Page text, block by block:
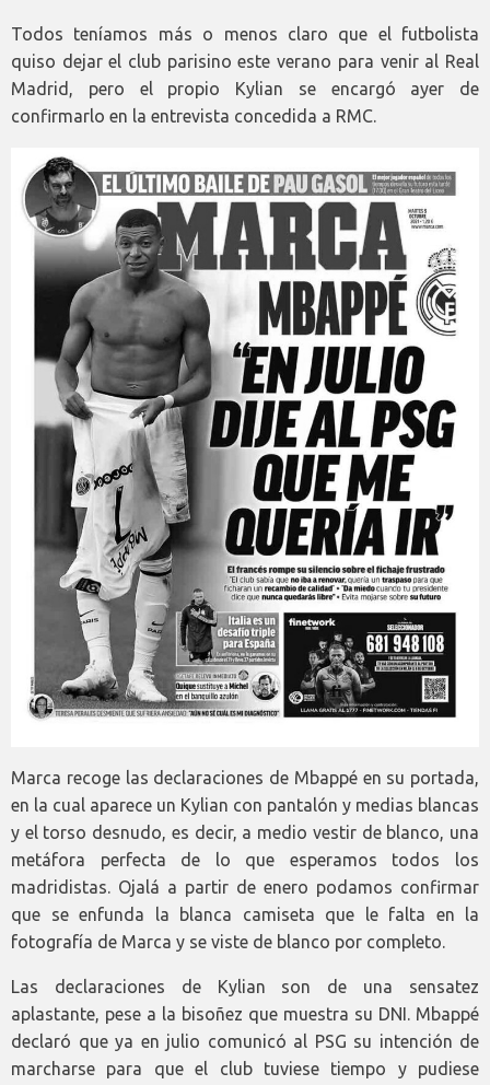
Todos teníamos más o menos claro que el futbolista
quiso dejar el club parisino este verano para venir al Real
Madrid, pero el propio Kylian se encargó ayer de
confirmarlo en la entrevista concedida a RMC.
Marca recoge las declaraciones de Mbappé en su portada,
en la cual aparece un Kylian con pantalón y medias blancas
y el torso desnudo, es decir, a medio vestir de blanco, una
metáfora perfecta de lo que esperamos todos los
madridistas. Ojalá a partir de enero podamos confirmar
que se enfunda la blanca camiseta que le falta en la
fotografía de Marca y se viste de blanco por completo.
Las declaraciones de Kylian son de una sensatez
aplastante, pese a la bisoñez que muestra su DNI. Mbappé
declaró que ya en julio comunicó al PSG su intención de
marcharse para que el club tuviese tiempo y pudiese